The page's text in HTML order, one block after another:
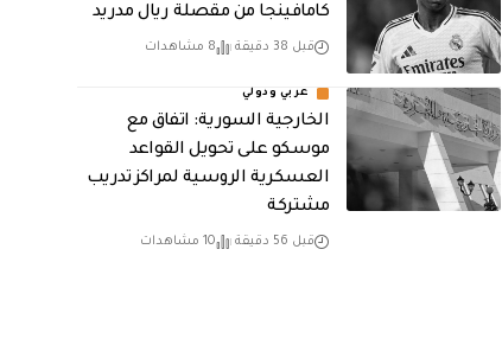
كامافينجا من مقصلة ريال مدريد
قبل 38 دقيقة 8 مشاهدات
عربي ودولي
الخارجية السورية: اتفاق مع
موسكو على تحويل القواعد
العسكرية الروسية لمراكز تدريب
مشتركة
قبل 56 دقيقة 10 مشاهدات